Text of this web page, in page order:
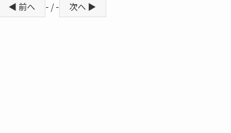
◀ 前へ - / - 次へ ▶